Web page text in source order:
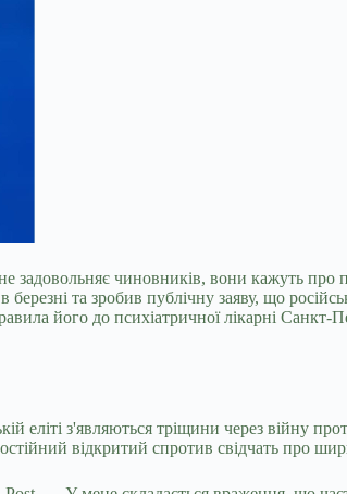
задовольняє чиновників, вони кажуть
та зробив публічну заяву, що
його до психіатричної лікарні
еліті з'являються тріщини через війну
відкритий спротив свідчать про